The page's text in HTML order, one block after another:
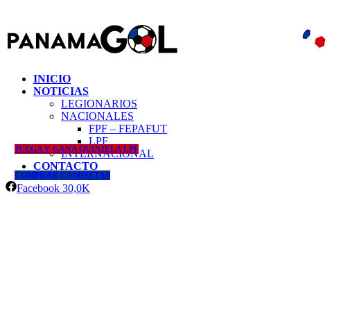
INICIO
NOTICIAS
LEGIONARIOS
NACIONALES
FPF – FEPAFUT
LPF
INTERNACIONAL
CONTACTO
JUEGA Y GANA QUINIELA LPF
COMPRAR CAMISETAS
Facebook 30,0K